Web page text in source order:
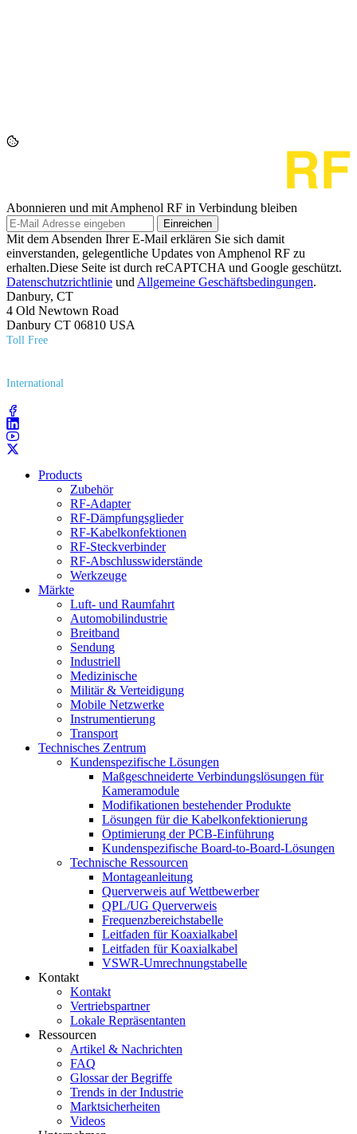
Abonnieren und mit Amphenol RF in Verbindung bleiben
Einreichen
Mit dem Absenden Ihrer E-Mail erklären Sie sich damit
einverstanden, gelegentliche Updates von Amphenol RF zu
erhalten.Diese Seite ist durch reCAPTCHA und Google geschützt.
Datenschutzrichtlinie und Allgemeine Geschäftsbedingungen.
Danbury, CT
4 Old Newtown Road
Danbury CT 06810 USA
Toll Free
International
Products
Zubehör
RF-Adapter
RF-Dämpfungsglieder
RF-Kabelkonfektionen
RF-Steckverbinder
RF-Abschlusswiderstände
Werkzeuge
Märkte
Luft- und Raumfahrt
Automobilindustrie
Breitband
Sendung
Industriell
Medizinische
Militär & Verteidigung
Mobile Netzwerke
Instrumentierung
Transport
Technisches Zentrum
Kundenspezifische Lösungen
Maßgeschneiderte Verbindungslösungen für
Kameramodule
Modifikationen bestehender Produkte
Lösungen für die Kabelkonfektionierung
Optimierung der PCB-Einführung
Kundenspezifische Board-to-Board-Lösungen
Technische Ressourcen
Montageanleitung
Querverweis auf Wettbewerber
QPL/UG Querverweis
Frequenzbereichstabelle
Leitfaden für Koaxialkabel
Leitfaden für Koaxialkabel
VSWR-Umrechnungstabelle
Kontakt
Kontakt
Vertriebspartner
Lokale Repräsentanten
Ressourcen
Artikel & Nachrichten
FAQ
Glossar der Begriffe
Trends in der Industrie
Marktsicherheiten
Videos